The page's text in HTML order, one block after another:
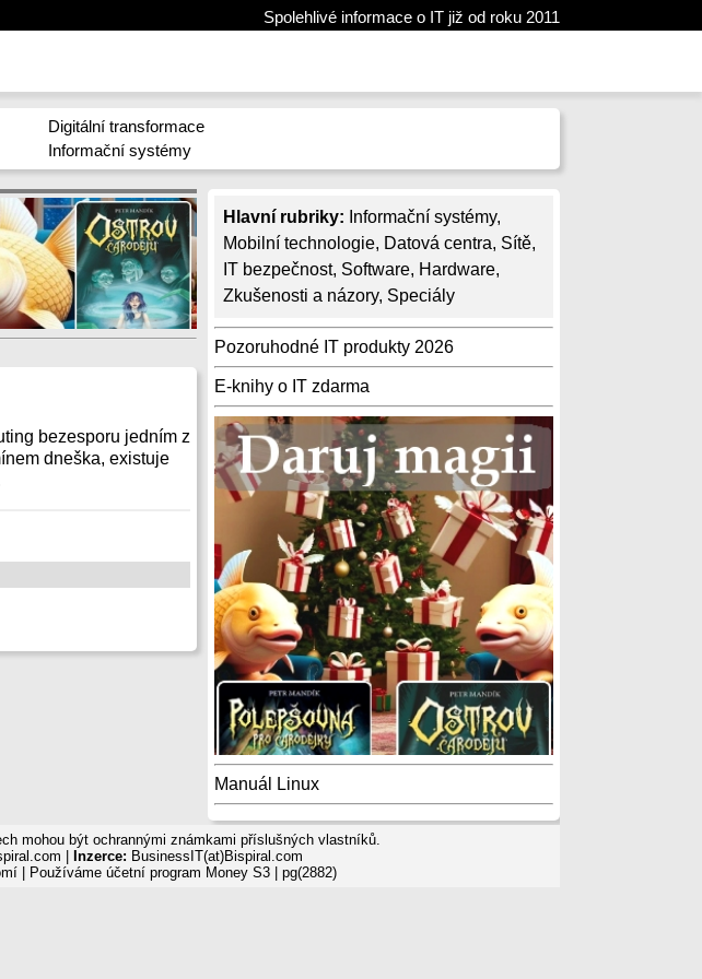
Spolehlivé informace o IT již od roku 2011
Digitální transformace
Informační systémy
Hlavní rubriky: Informační systémy,
Mobilní technologie, Datová centra, Sítě,
IT bezpečnost, Software, Hardware,
Zkušenosti a názory, Speciály
Pozoruhodné IT produkty 2026
E-knihy o IT zdarma
Manuál Linux
bezesporu jedním z
dneška, existuje
mohou být ochrannými známkami příslušných vlastníků.
|
Inzerce: BusinessIT(at)Bispiral.com
| Používáme účetní program Money S3| pg(2882)